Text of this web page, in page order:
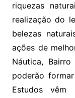
riquezas
realização do
belezas
ações de
Náutica,
poderão
Estudos vêm